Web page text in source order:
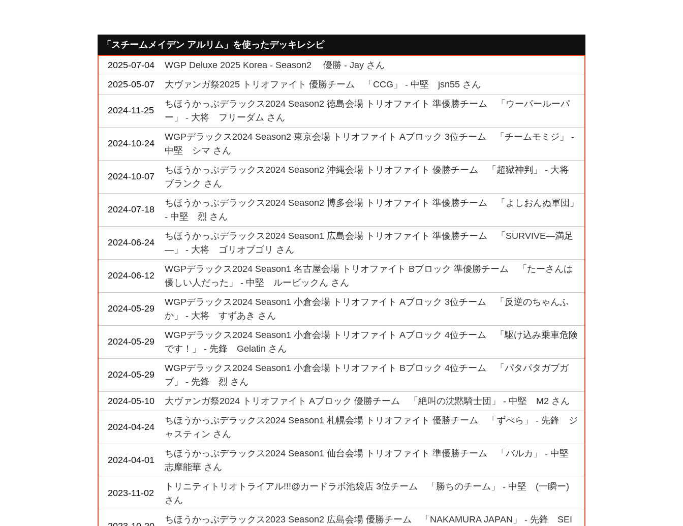
「スチームメイデン アルリム」を使ったデッキレシピ
2025-07-04
WGP Deluxe 2025 Korea - Season2 優勝 - Jay さん
2025-05-07
大ヴァンガ祭2025 トリオファイト 優勝チーム 「CCG」 - 中堅 jsn55 さん
2024-11-25
ちほうかっぷデラックス2024 Season2 徳島会場 トリオファイト 準優勝チーム 「ウーパールーパ
ー」 - 大将 フリーダム さん
2024-10-24
WGPデラックス2024 Season2 東京会場 トリオファイト Aブロック 3位チーム 「チームモミジ」 -
中堅 シマ さん
2024-10-07
ちほうかっぷデラックス2024 Season2 沖縄会場 トリオファイト 優勝チーム 「超獄神判」 - 大将
ブランク さん
2024-07-18
ちほうかっぷデラックス2024 Season2 博多会場 トリオファイト 準優勝チーム 「よしおんぬ軍団」
- 中堅 烈 さん
2024-06-24
ちほうかっぷデラックス2024 Season1 広島会場 トリオファイト 準優勝チーム 「SURVIVE―満足
―」 - 大将 ゴリオブゴリ さん
2024-06-12
WGPデラックス2024 Season1 名古屋会場 トリオファイト Bブロック 準優勝チーム 「たーさんは
優しい人だった」 - 中堅 ルービックん さん
2024-05-29
WGPデラックス2024 Season1 小倉会場 トリオファイト Aブロック 3位チーム 「反逆のちゃんふ
か」 - 大将 すずあき さん
2024-05-29
WGPデラックス2024 Season1 小倉会場 トリオファイト Aブロック 4位チーム 「駆け込み乗車危険
です！」 - 先鋒 Gelatin さん
2024-05-29
WGPデラックス2024 Season1 小倉会場 トリオファイト Bブロック 4位チーム 「パタパタガブガ
ブ」 - 先鋒 烈 さん
2024-05-10
大ヴァンガ祭2024 トリオファイト Aブロック 優勝チーム 「絶叫の沈黙騎士団」 - 中堅 M2 さん
2024-04-24
ちほうかっぷデラックス2024 Season1 札幌会場 トリオファイト 優勝チーム 「ずべら」 - 先鋒 ジ
ャスティン さん
2024-04-01
ちほうかっぷデラックス2024 Season1 仙台会場 トリオファイト 準優勝チーム 「バルカ」 - 中堅
志摩能華 さん
2023-11-02
トリニティトリオトライアル!!!@カードラボ池袋店 3位チーム 「勝ちのチーム」 - 中堅 (一瞬ー)
さん
ちほうかっぷデラックス2023 Season2 広島会場 優勝チーム 「NAKAMURA JAPAN」 - 先鋒 SEI